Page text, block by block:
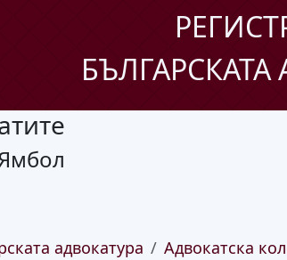
БЪЛГАРСКАТА
адвокатура Адвокатска